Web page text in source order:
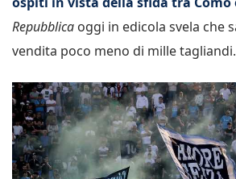
Repubblica oggi in edicola svela che
vendita poco meno di mille tagliandi.